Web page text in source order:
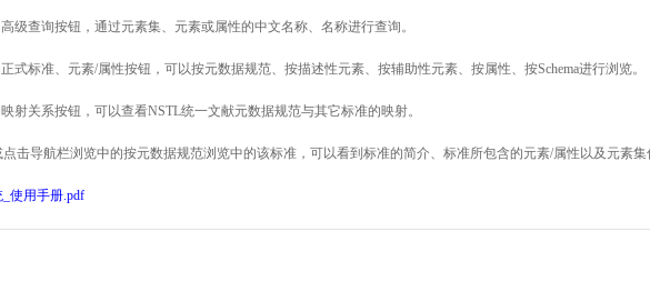
级查询按钮，通过元素集、元素或属性的中文名称、名称进行查询。
式标准、元素/属性按钮，可以按元数据规范、按描述性元素、按辅助性元素、按属性、按Schema进行浏览。
射关系按钮，可以查看NSTL统一文献元数据规范与其它标准的映射。
击导航栏浏览中的按元数据规范浏览中的该标准，可以看到标准的简介、标准所包含的元素/属性以及元素集
使用手册.pdf